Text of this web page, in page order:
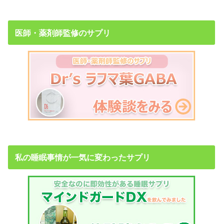
医師・薬剤師監修のサプリ
私の睡眠事情が一気に変わったサプリ